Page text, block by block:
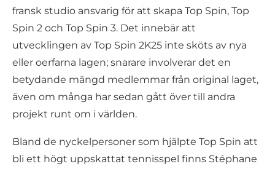
fransk studio ansvarig för att skapa Top Spin, Top
Spin 2 och Top Spin 3. Det innebär att
utvecklingen av Top Spin 2K25 inte sköts av nya
eller oerfarna lagen; snarare involverar det en
betydande mängd medlemmar från original laget,
även om många har sedan gått över till andra
projekt runt om i världen.
Bland de nyckelpersoner som hjälpte Top Spin att
bli ett högt uppskattat tennisspel finns Stéphane